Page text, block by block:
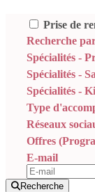
Prise de
Recherche
Spécialités -
Spécialités -
Spécialités -
Type
Réseaux
Offres
E-mail
Recherche